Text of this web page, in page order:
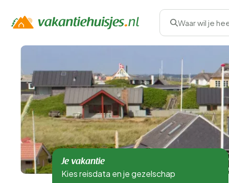
Waar wil je
Je vakantie
Kies reisdata en je gezelschap